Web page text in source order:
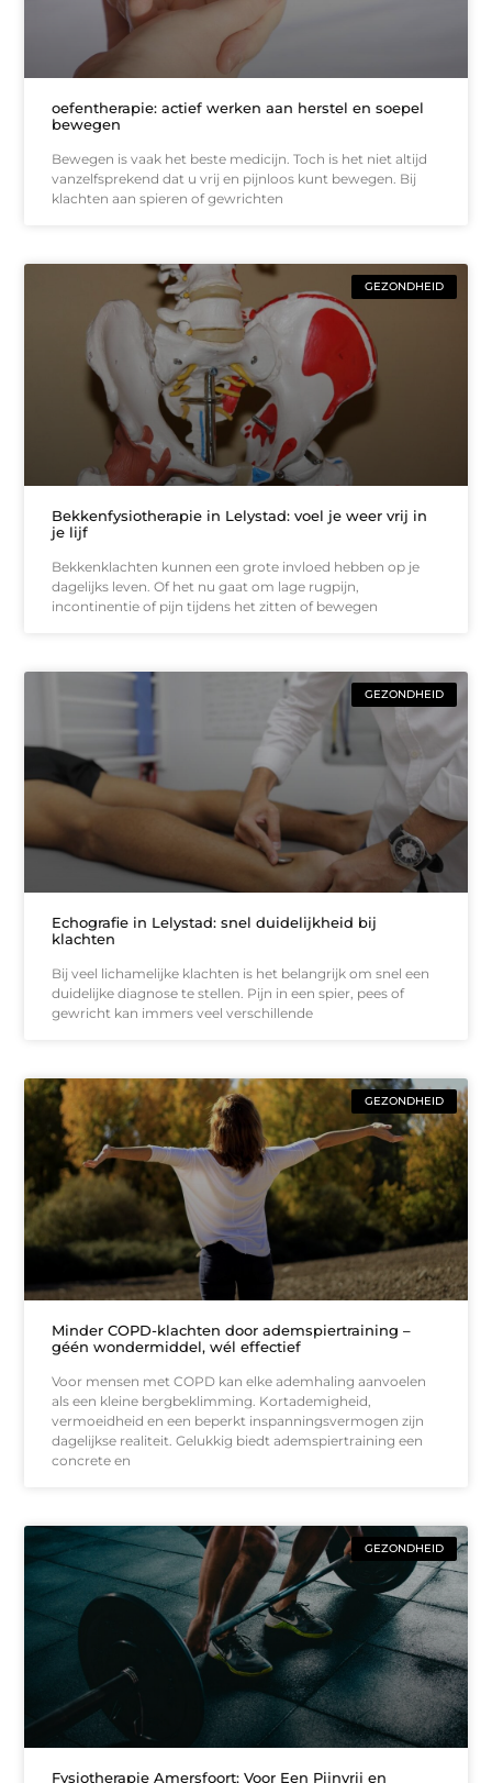
oefentherapie: actief werken aan herstel en soepel
bewegen
Bewegen is vaak het beste medicijn. Toch is het niet altijd
vanzelfsprekend dat u vrij en pijnloos kunt bewegen. Bij
klachten aan spieren of gewrichten
GEZONDHEID
Bekkenfysiotherapie in Lelystad: voel je weer vrij in
je lijf
Bekkenklachten kunnen een grote invloed hebben op je
dagelijks leven. Of het nu gaat om lage rugpijn,
incontinentie of pijn tijdens het zitten of bewegen
GEZONDHEID
Echografie in Lelystad: snel duidelijkheid bij
klachten
Bij veel lichamelijke klachten is het belangrijk om snel een
duidelijke diagnose te stellen. Pijn in een spier, pees of
gewricht kan immers veel verschillende
GEZONDHEID
Minder COPD-klachten door ademspiertraining –
géén wondermiddel, wél effectief
Voor mensen met COPD kan elke ademhaling aanvoelen
als een kleine bergbeklimming. Kortademigheid,
vermoeidheid en een beperkt inspanningsvermogen zijn
dagelijkse realiteit. Gelukkig biedt ademspiertraining een
concrete en
GEZONDHEID
Fysiotherapie Amersfoort: Voor Een Pijnvrij en